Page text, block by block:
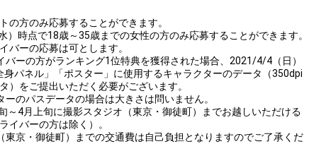
の方のみ応募することができます。
）時点で18歳～35歳までの女性の方のみ応募することができます。
バーの応募は可とします。
バーの方がランキング1位特典を獲得された場合、2021/4/4（日）
身パネル」「ポスター」に使用するキャラクターのデータ（350dpi
）をご提出いただく必要がございます。
ーのパスデータの場合は大きさは問いません。
～4月上旬に撮影スタジオ（東京・御徒町）までお越しいただける
イバーの方は除く）。
東京・御徒町）までの交通費は自己負担となりますのでご了承くだ